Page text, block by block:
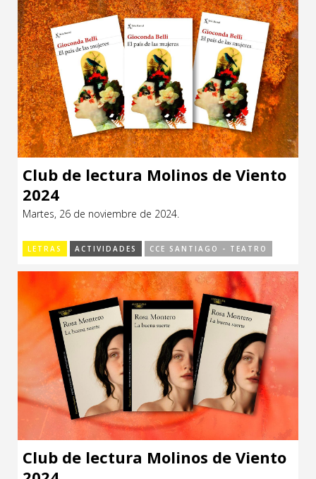
Club de lectura Molinos de Viento
2024
Martes, 26 de noviembre de 2024.
LETRAS ACTIVIDADES CCE SANTIAGO - TEATRO
Club de lectura Molinos de Viento